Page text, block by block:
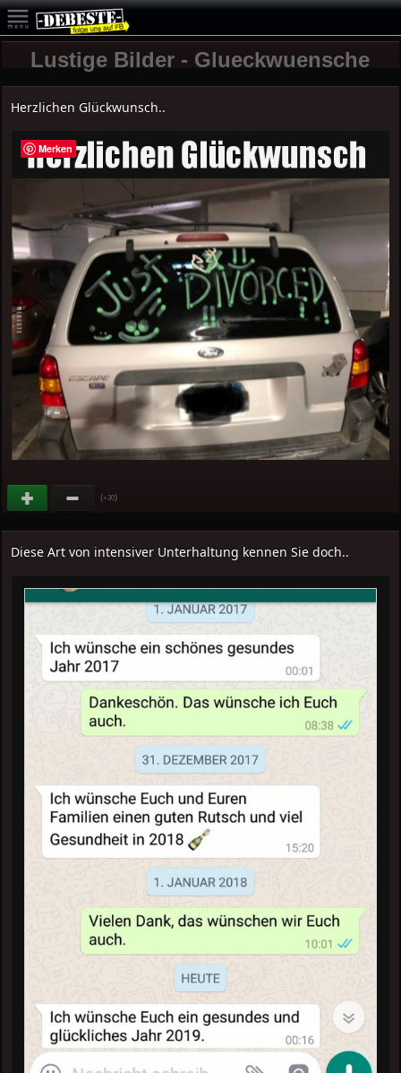
Lustige Bilder - Glueckwuensche
Herzlichen Glückwunsch..
(+30)
Diese Art von intensiver Unterhaltung kennen Sie doch..
Merken